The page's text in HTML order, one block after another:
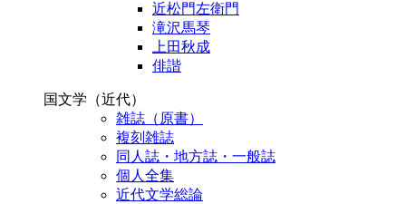
近松門左衛門
滝沢馬琴
上田秋成
俳諧
国文学（近代）
雑誌（原書）
複刻雑誌
同人誌・地方誌・一般誌
個人全集
近代文学総論